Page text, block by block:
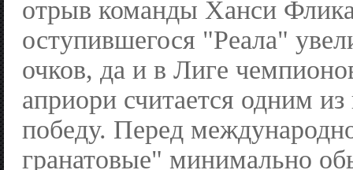
отрыв команды Ханси
оступившегося "Реала"
очков, да и в Лиге
априори считается одним из
победу. Перед
гранатовые" минимально